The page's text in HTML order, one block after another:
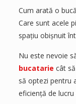
Cum arată o
Care sunt acele
spațiu obișnuit
Nu este nevoie
bucatarie cât
să optezi pentru
eficiență de lucru